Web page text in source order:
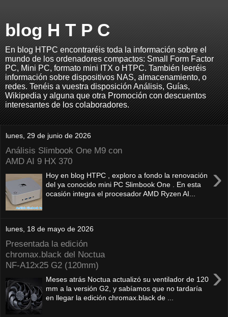
blog H T P C
En blog HTPC encontraréis toda la información sobre el
mundo de los ordenadores compactos: Small Form Factor
PC, Mini PC, formato mini ITX o HTPC. También leeréis
información sobre dispositivos NAS, almacenamiento, o
redes. Tenéis a vuestra disposición Análisis, Guías,
Wikipedia y alguna que otra Promoción con descuentos
interesantes de los colaboradores.
lunes, 29 de junio de 2026
Análisis Slimbook One M9 con
AMD AI 9 HX 370
›
Hoy en blog HTPC , exploro a fondo la renovación
del ya conocido mini PC Slimbook One . En esta
ocasión integra el procesador AMD Ryzen AI...
lunes, 18 de mayo de 2026
Presentada la edición
chromax.black del Noctua
NF‑A12x25 G2 (120mm)
›
Meses atrás Noctua actualizó su ventilador de 120
mm a la versión G2, y sabíamos que no tardaría
en llegar la edición chromax.black de ...